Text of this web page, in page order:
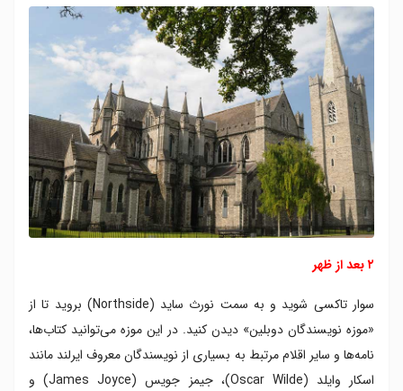
۲ بعد از ظهر
سوار تاکسی شوید و به سمت نورث ساید (Northside) بروید تا از
«موزه نویسندگان دوبلین» دیدن کنید. در این موزه می‌توانید کتاب‌ها،
نامه‌ها و سایر اقلام مرتبط به بسیاری از نویسندگان معروف ایرلند مانند
اسکار وایلد (Oscar Wilde)، جیمز جویس (James Joyce) و